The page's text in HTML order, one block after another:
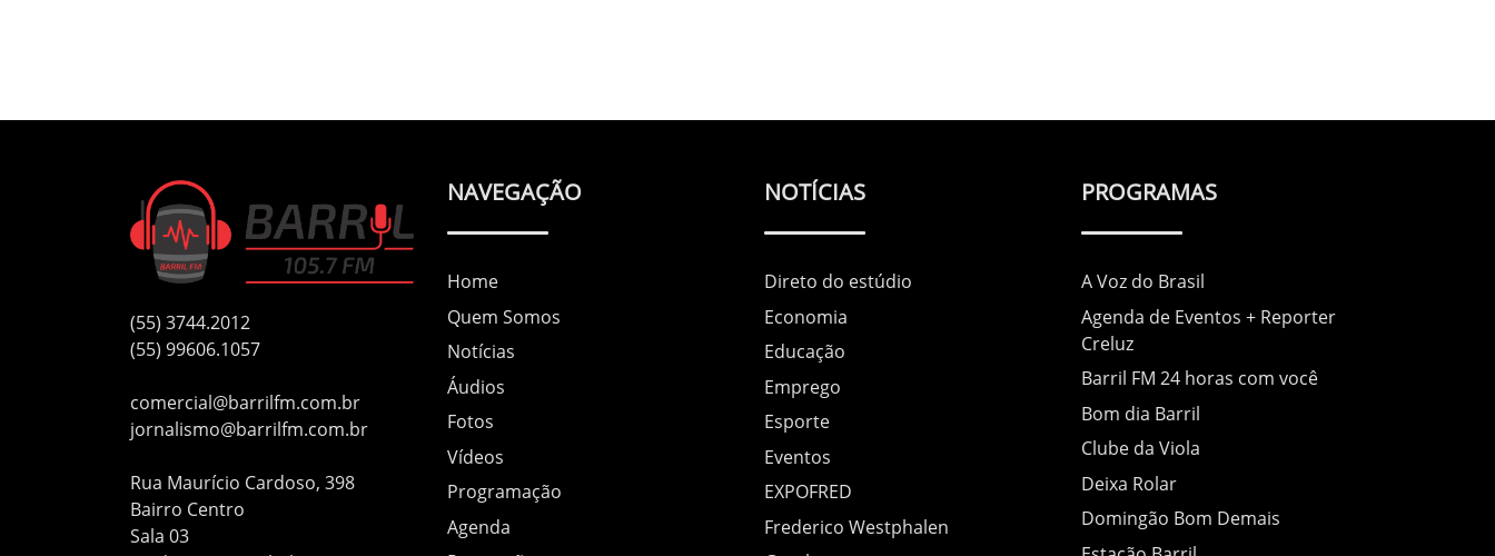
(55) 3744.2012
(55) 99606.1057
comercial@barrilfm.com.br
jornalismo@barrilfm.com.br
Rua Maurício Cardoso, 398
Bairro Centro
Sala 03
NAVEGAÇÃO
Home
Quem Somos
Notícias
Áudios
Fotos
Vídeos
Programação
Agenda
NOTÍCIAS
Direto do estúdio
Economia
Educação
Emprego
Esporte
Eventos
EXPOFRED
Frederico Westphalen
PROGRAMAS
A Voz do Brasil
Agenda de Eventos + Reporter
Creluz
Barril FM 24 horas com você
Bom dia Barril
Clube da Viola
Deixa Rolar
Domingão Bom Demais